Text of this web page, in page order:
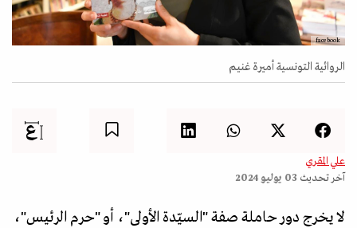
facebook
الروائية التونسية أميرة غنيم
علي المقري
آخر تحديث 03 يوليو 2024
لا يخرج دور حاملة صفة "السيّدة الأولى"، أو "حرم الرئيس"،